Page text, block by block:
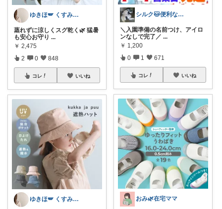
ゆきほ🪽 くすみカラー×小学生ママ
蒸れずに涼しくスグ乾く🌿 猛暑
も安心お守り ...
￥ 2,475
2 0 848
コレ いいね
ゆきほ🪽 くすみカラー×小学生ママ
シルク🐱便利な暮らし
＼入園準備の名前つけ、アイロ
ンなしで完了／ ...
￥ 1,200
0 1 671
コレ いいね
おみ🌿在宅ママ